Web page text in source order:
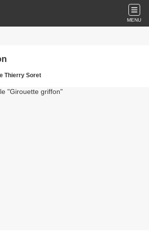
MENU
Thierry Soret